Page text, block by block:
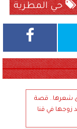
حي المطرية
شعرها.. قصة
زوجها في قنا